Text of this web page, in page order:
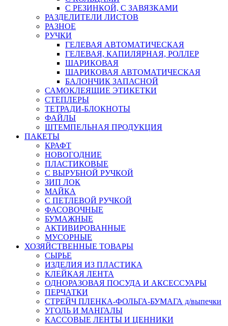
С РЕЗИНКОЙ, С ЗАВЯЗКАМИ
РАЗДЕЛИТЕЛИ ЛИСТОВ
РАЗНОЕ
РУЧКИ
ГЕЛЕВАЯ АВТОМАТИЧЕСКАЯ
ГЕЛЕВАЯ, КАПИЛЯРНАЯ, РОЛЛЕР
ШАРИКОВАЯ
ШАРИКОВАЯ АВТОМАТИЧЕСКАЯ
БАЛОНЧИК ЗАПАСНОЙ
САМОКЛЕЯЩИЕ ЭТИКЕТКИ
СТЕПЛЕРЫ
ТЕТРАДИ-БЛОКНОТЫ
ФАЙЛЫ
ШТЕМПЕЛЬНАЯ ПРОДУКЦИЯ
ПАКЕТЫ
КРАФТ
НОВОГОДНИЕ
ПЛАСТИКОВЫЕ
С ВЫРУБНОЙ РУЧКОЙ
ЗИП ЛОК
МАЙКА
С ПЕТЛЕВОЙ РУЧКОЙ
ФАСОВОЧНЫЕ
БУМАЖНЫЕ
АКТИВИРОВАННЫЕ
МУСОРНЫЕ
ХОЗЯЙСТВЕННЫЕ ТОВАРЫ
СЫРЬЕ
ИЗДЕЛИЯ ИЗ ПЛАСТИКА
КЛЕЙКАЯ ЛЕНТА
ОДНОРАЗОВАЯ ПОСУДА И АКСЕССУАРЫ
ПЕРЧАТКИ
СТРЕЙЧ ПЛЕНКА-ФОЛЬГА-БУМАГА д/выпечки
УГОЛЬ И МАНГАЛЫ
КАССОВЫЕ ЛЕНТЫ И ЦЕННИКИ